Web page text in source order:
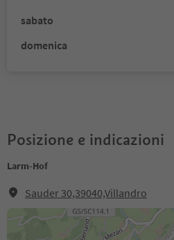
sabato
domenica
Posizione e indicazioni
Larm-Hof
Sauder 30,39040,Villandro